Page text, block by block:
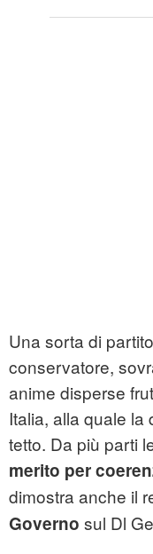
Una sorta di
conservatore,
anime disperse
Italia, alla quale
tetto. Da più parti
merito per
dimostra anche il
Governo sul Dl